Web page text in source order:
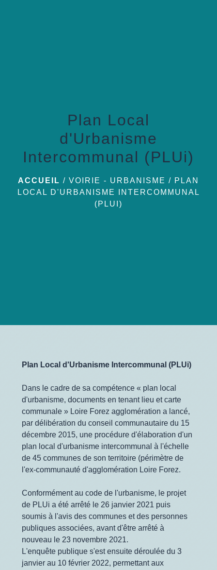
Plan Local
d'Urbanisme
Intercommunal (PLUi)
ACCUEIL / VOIRIE - URBANISME / PLAN
LOCAL D'URBANISME INTERCOMMUNAL
(PLUI)
Plan Local d'Urbanisme Intercommunal (PLUi)
Dans le cadre de sa compétence « plan local
d'urbanisme, documents en tenant lieu et carte
communale » Loire Forez agglomération a lancé,
par délibération du conseil communautaire du 15
décembre 2015, une procédure d'élaboration d'un
plan local d'urbanisme intercommunal à l'échelle
de 45 communes de son territoire (périmètre de
l'ex-communauté d'agglomération Loire Forez.
Conformément au code de l'urbanisme, le projet
de PLUi a été arrêté le 26 janvier 2021 puis
soumis à l'avis des communes et des personnes
publiques associées, avant d'être arrêté à
nouveau le 23 novembre 2021.
L'enquête publique s'est ensuite déroulée du 3
janvier au 10 février 2022, permettant aux